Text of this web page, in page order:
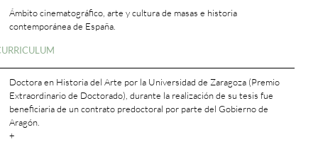
Ámbito cinematográfico, arte y cultura de masas e historia
contemporánea de España.
Doctora en Historia del Arte por la Universidad de Zaragoza (Premio
Extraordinario de Doctorado), durante la realización de su tesis fue
beneficiaria de un contrato predoctoral por parte del Gobierno de
Aragón.
+